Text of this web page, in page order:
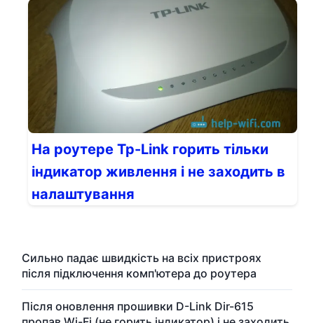
На роутере Tp-Link горить тільки
індикатор живлення і не заходить в
налаштування
Сильно падає швидкість на всіх пристроях
після підключення комп'ютера до роутера
Після оновлення прошивки D-Link Dir-615